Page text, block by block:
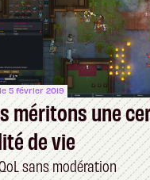
le 5 février 2019
méritons une
de vie
sans modération